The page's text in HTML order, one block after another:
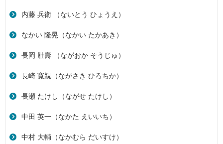
内藤 兵衛 （ないとう ひょうえ）
なかい 隆晃（なかい たかあき）
長岡 壯壽 （ながおか そうじゅ）
長崎 寛親（ながさき ひろちか）
長瀬 たけし（ながせ たけし）
中田 英一（なかた えいいち）
中村 大輔（なかむら だいすけ）